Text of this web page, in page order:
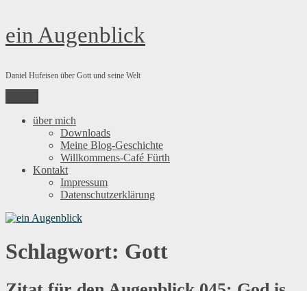
Zum
Inhalt
ein Augenblick
Daniel Hufeisen über Gott und seine Welt
über mich
Downloads
Meine Blog-Geschichte
Willkommens-Café Fürth
Kontakt
Impressum
Datenschutzerklärung
Schlagwort: Gott